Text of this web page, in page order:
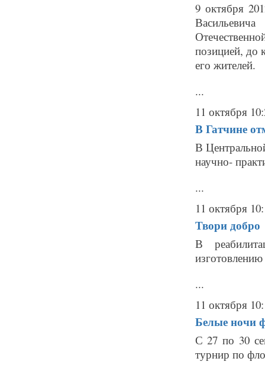
9 октября
позицией, до
его жителей.
...
11 октября
В Гатчине
В
научно-
...
11 октября
Твори добро
В
...
11 октября
Белые ночи
С 27 по 30
турнир по